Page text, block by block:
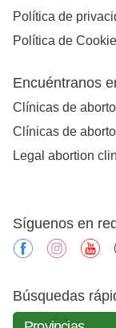
Política de
Política de
Encuéntranos
Clínicas de
Clínicas de
Legal abortion
Síguenos en
facebook
Búsquedas